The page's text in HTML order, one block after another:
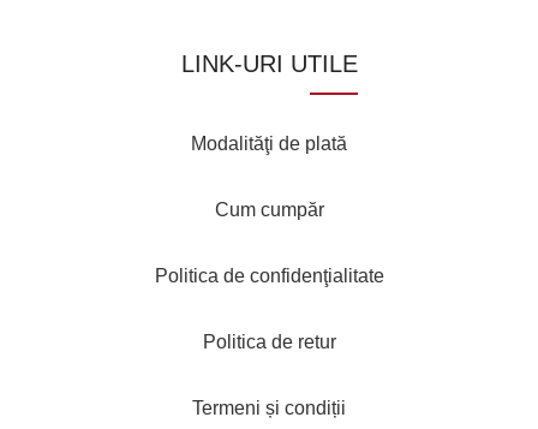
LINK-URI UTILE
Modalităţi de plată
Cum cumpăr
Politica de confidenţialitate
Politica de retur
Termeni și condiții